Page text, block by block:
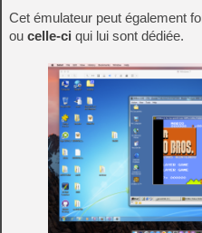
Cet émulateur peut également
ou celle-ci qui lui sont dédiée.